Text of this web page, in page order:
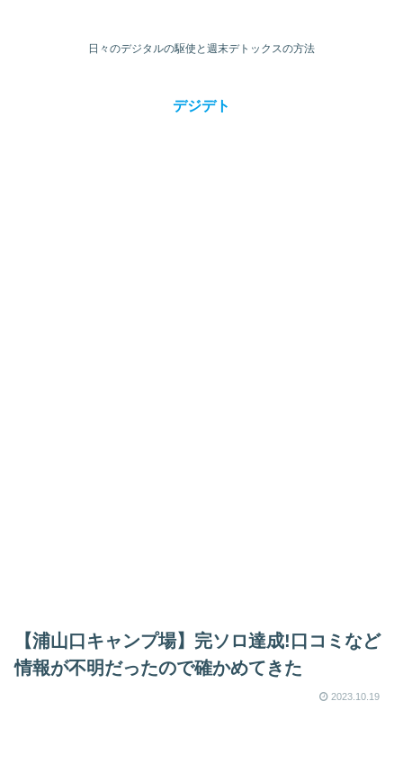
日々のデジタルの駆使と週末デトックスの方法
デジデト
【浦山口キャンプ場】完ソロ達成!口コミなど
情報が不明だったので確かめてきた
2023.10.19